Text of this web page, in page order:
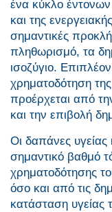
ένα κύκλο
και της
σημαντικές
πληθωρισμό, τα
ισοζύγιο.
χρηματοδότηση
προέρχεται από
και την επιβολή
Οι δαπάνες
σημαντικό βαθμό
χρηματοδότησης
όσο και από τις
κατάσταση υγείας